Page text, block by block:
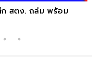
ก สตง. ถล่ม พร้อม